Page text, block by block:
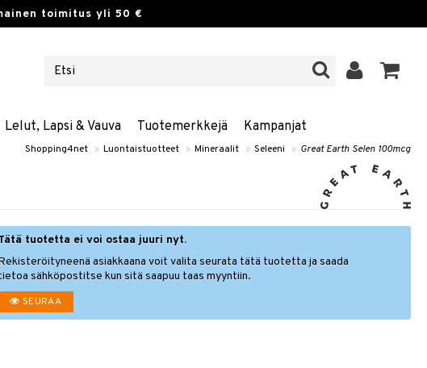
toimitus yli 50 €
Lelut, Lapsi & Vauva Tuotemerkkejä Kampanjat
Shopping4net » Luontaistuotteet » Mineraalit » Seleeni » Great Earth Selen 100mcg
tuotetta ei voi ostaa juuri nyt.
asiakkaana voit valita seurata tätä tuotetta ja saada
sähköpostitse kun sitä saapuu taas myyntiin.
SEURAA